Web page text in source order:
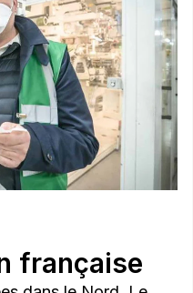
française